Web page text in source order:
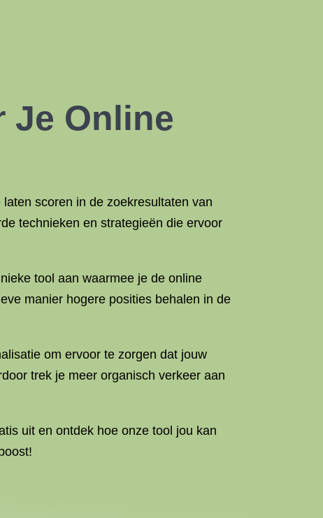
Je Online
scoren in de zoekresultaten van
technieken en strategieën die ervoor
tool aan waarmee je de online
manier hogere posities behalen in de
om ervoor te zorgen dat jouw
trek je meer organisch verkeer aan
uit en ontdek hoe onze tool jou kan